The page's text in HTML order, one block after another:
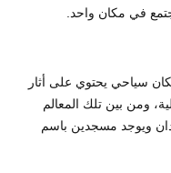
في مكان واحد.
المدينة كما شرحنا أكثر من 400 مكان سياحي يحتوي على أثار
ومن بين تلك المعالم
ويوجد مسجدين باسم